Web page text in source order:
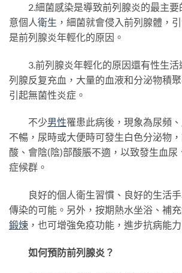
2.細菌感染是導致前列腺炎的最主要
意個人衛生 ，細菌就會侵入前列腺體，
是前列腺炎年輕化的原因。
3.前列腺炎年輕化的原因還有性生活
列腺反复充血，大量的血液和分泌物積
引起無菌性炎症。
不少男性罹患此病後，現象為尿頻
不暢，尿時或大便時可發生白色分泌物
酸、會陰(陰)部酸脹不適，以致發生血尿
症候群。
良好的個人衛生習慣、良好的生活手
傳染的可能。另外，按期熱水坐浴、補
鍛煉 ，也可增強免疫功能，進步抗病能力
如何預防前列腺炎？